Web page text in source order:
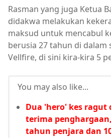
Rasman yang juga Ketua
didakwa melakukan
maksud untuk mencabul
berusia 27 tahun di dalam
Vellfire, di sini kira-kira 5
You may also like...
Dua 'hero' kes ragut
terima
tahun penjara dan